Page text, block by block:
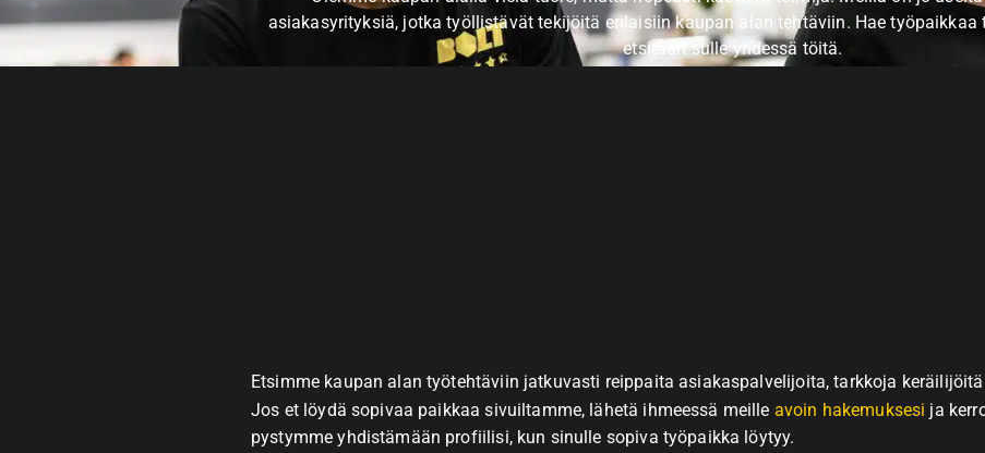
asiakasyrityksiä, jotka työllistävät tekijöitä erilaisiin kaupan alan tehtäviin. Hae työpaikkaa
etsitään sulle yhdessä töitä.
Etsimme kaupan alan työtehtäviin jatkuvasti reippaita asiakaspalvelijoita, tarkkoja
Jos et löydä sopivaa paikkaa sivuiltamme, lähetä ihmeessä meille avoin hakemuksesi ja
pystymme yhdistämään profiilisi, kun sinulle sopiva työpaikka löytyy.